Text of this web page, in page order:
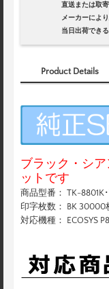
直送または取寄せの
メーカーにより締切
当日出荷できるもの
Product Details
ブラック・シ
ットです
商品型番： TK-8801K
印字枚数： BK
対応機種： ECOSYS